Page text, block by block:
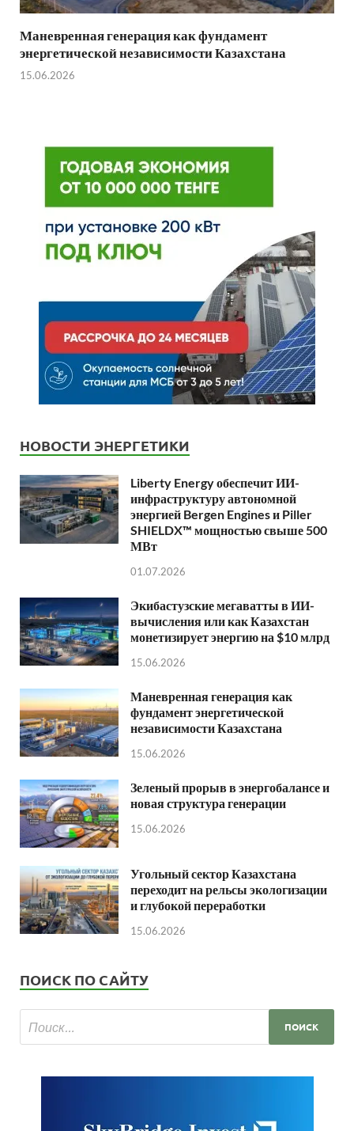
Маневренная генерация как фундамент
энергетической независимости Казахстана
15.06.2026
НОВОСТИ ЭНЕРГЕТИКИ
Liberty Energy обеспечит ИИ-
инфраструктуру автономной
энергией Bergen Engines и Piller
SHIELDX™ мощностью свыше 500
МВт
01.07.2026
Экибастузские мегаватты в ИИ-
вычисления или как Казахстан
монетизирует энергию на $10 млрд
15.06.2026
Маневренная генерация как
фундамент энергетической
независимости Казахстана
15.06.2026
Зеленый прорыв в энергобалансе и
новая структура генерации
15.06.2026
Угольный сектор Казахстана
переходит на рельсы экологизации
и глубокой переработки
15.06.2026
ПОИСК ПО САЙТУ